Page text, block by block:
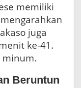
memiliki
juga
minum.
Beruntun